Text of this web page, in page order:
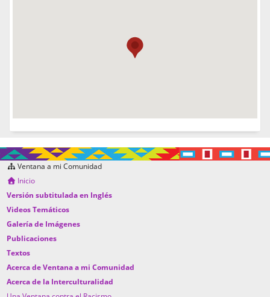
Ventana a mi Comunidad
Inicio
Versión subtitulada en Inglés
Videos Temáticos
Galería de Imágenes
Publicaciones
Textos
Acerca de Ventana a mi Comunidad
Acerca de la Interculturalidad